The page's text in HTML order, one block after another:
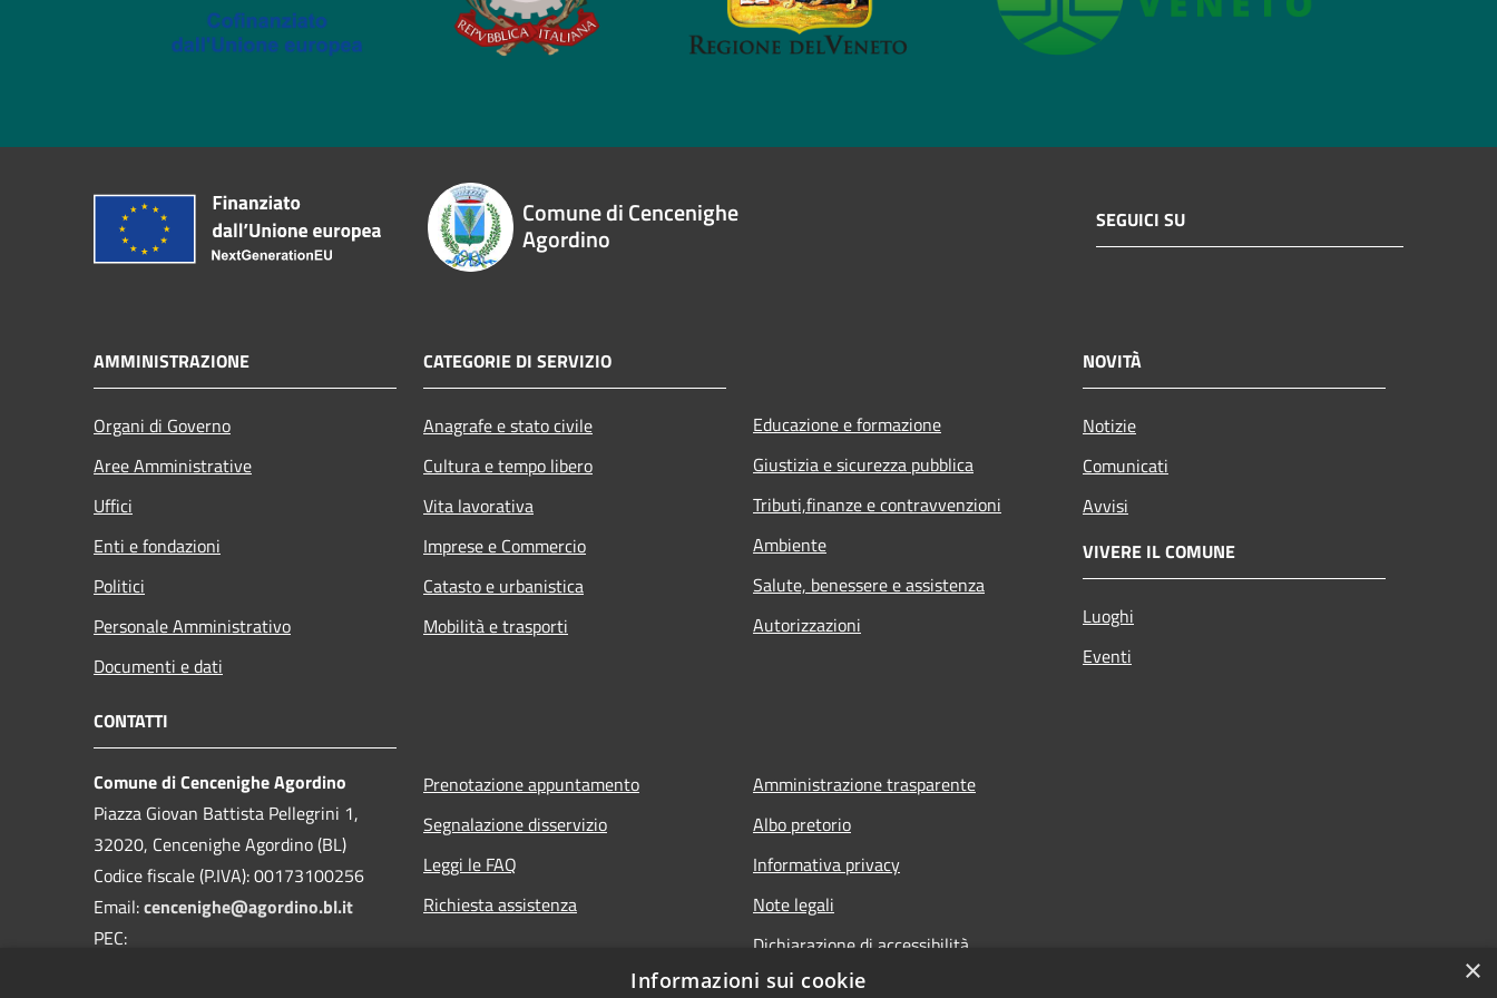
Comune di Cencenighe
Agordino
SEGUICI SU
AMMINISTRAZIONE
Organi di Governo
Aree Amministrative
Uffici
Enti e fondazioni
Politici
Personale Amministrativo
Documenti e dati
CATEGORIE DI SERVIZIO
Anagrafe e stato civile
Cultura e tempo libero
Vita lavorativa
Imprese e Commercio
Catasto e urbanistica
Mobilità e trasporti
Educazione e formazione
Giustizia e sicurezza pubblica
Tributi,finanze e contravvenzioni
Ambiente
Salute, benessere e assistenza
Autorizzazioni
NOVITÀ
Notizie
Comunicati
Avvisi
VIVERE IL COMUNE
Luoghi
Eventi
CONTATTI
Comune di Cencenighe Agordino
Piazza Giovan Battista Pellegrini 1,
32020, Cencenighe Agordino (BL)
Codice fiscale (P.IVA): 00173100256
Email:cencenighe@agordino.bl.it
PEC:
Prenotazione appuntamento
Segnalazione disservizio
Leggi le FAQ
Richiesta assistenza
Amministrazione trasparente
Albo pretorio
Informativa privacy
Note legali
Dichiarazione di accessibilità
×
Informazioni sui cookie